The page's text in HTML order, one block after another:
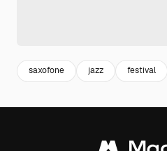
saxofone jazz festival